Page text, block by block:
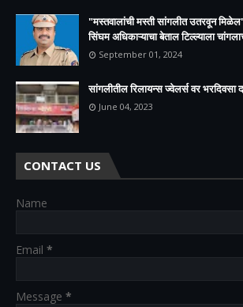
"मस्तवालांची मस्ती सांगलीत उतरवून
सिंघम अधिकाऱ्याचा बेताल टिल्ल्याला
September 01, 2024
सांगलीतील रिलायन्स ज्वेलर्स वर भरदिवसा
June 04, 2023
CONTACT US
Name
Email *
Message *